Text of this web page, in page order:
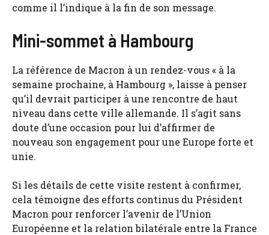
comme il l’indique à la fin de son message.
Mini-sommet à Hambourg
La référence de Macron à un rendez-vous « à la
semaine prochaine, à Hambourg », laisse à penser
qu’il devrait participer à une rencontre de haut
niveau dans cette ville allemande. Il s’agit sans
doute d’une occasion pour lui d’affirmer de
nouveau son engagement pour une Europe forte et
unie.
Si les détails de cette visite restent à confirmer,
cela témoigne des efforts continus du Président
Macron pour renforcer l’avenir de l’Union
Européenne et la relation bilatérale entre la France